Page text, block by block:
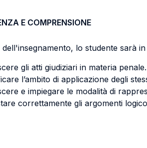
E COMPRENSIONE
lo studente sarà in
gli atti giudiziari in materia penale.
l’ambito di applicazione degli
e impiegare le modalità di
correttamente gli argomenti